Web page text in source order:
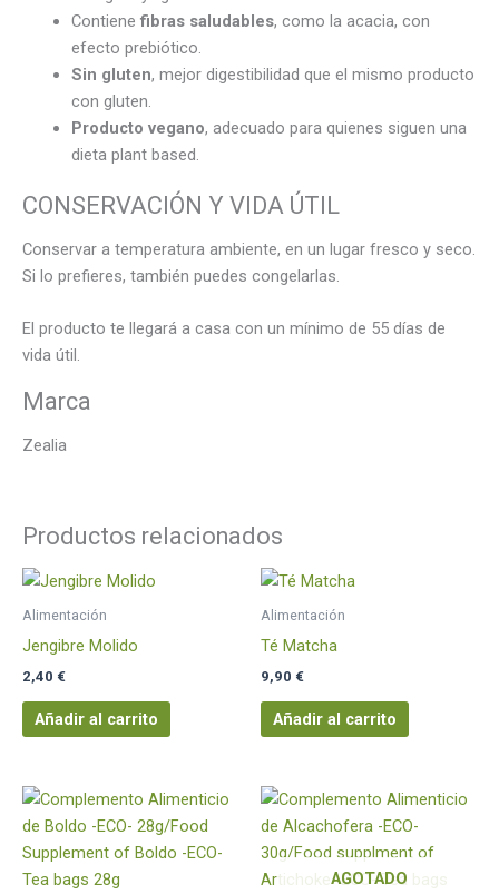
Contiene fibras saludables, como la acacia, con
efecto prebiótico.
Sin gluten, mejor digestibilidad que el mismo producto
con gluten.
Producto vegano, adecuado para quienes siguen una
dieta plant based.
CONSERVACIÓN Y VIDA ÚTIL
Conservar a temperatura ambiente, en un lugar fresco y seco.
Si lo prefieres, también puedes congelarlas.
El producto te llegará a casa con un mínimo de 55 días de
vida útil.
Marca
Zealia
Productos relacionados
Alimentación
Jengibre Molido
2,40 €
Añadir al carrito
Alimentación
Té Matcha
9,90 €
Añadir al carrito
AGOTADO